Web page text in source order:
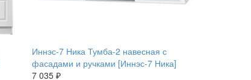
Иннэс-7 Ника Тумба-2 навесная с
фасадами и ручками [Иннэс-7 Ника]
7 035 ₽